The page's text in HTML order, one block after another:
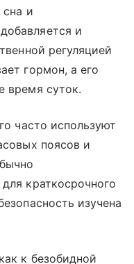
и
и
регуляцией
гормон, а его
время суток.
часто используют
поясов и
краткосрочного
изучена
к безобидной